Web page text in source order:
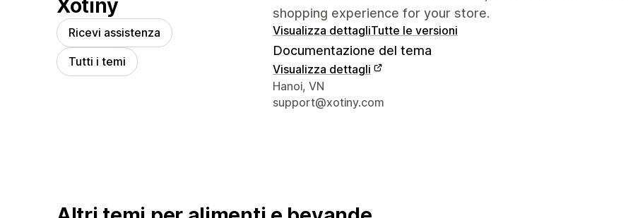
Xotiny
Ricevi assistenza
Tutti i temi
shopping experience for your store.
Visualizza dettagliTutte le versioni
Documentazione del tema
Visualizza dettagli
Recapiti del designer
Hanoi, VN
support@xotiny.com